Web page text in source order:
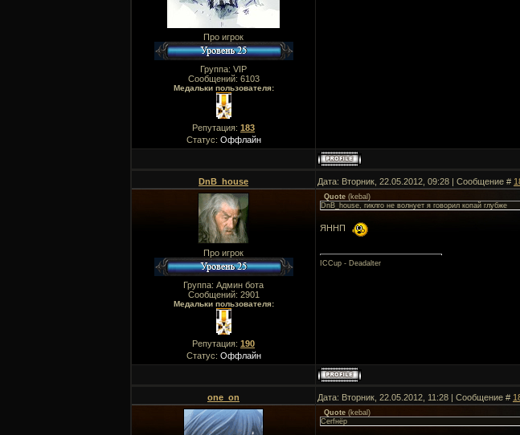
Про игрок
Группа: VIP
Сообщений: 6103
Медальки пользователя:
Репутация: 183
Статус: Оффлайн
DnB_house Дата: Вторник, 22.05.2012, 09:28 | Сообщение #
Про игрок
Группа: Админ бота
Сообщений: 2901
Медальки пользователя:
Репутация: 190
Статус: Оффлайн
Quote (kebal )
DnB_house, гиклго не волнует я говорил копай глубже
ЯННП
ICCup - Deadalter
one_on Дата: Вторник, 22.05.2012, 11:28 | Сообщение #
Quote (kebal )
Cerfнёр